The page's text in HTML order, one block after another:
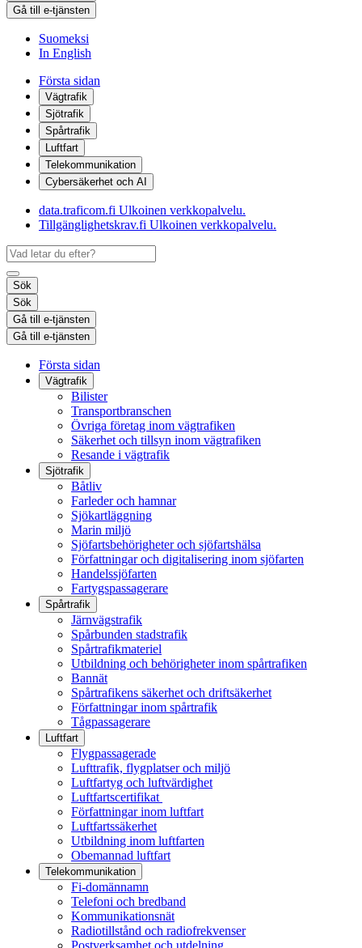
Gå till e-tjänsten
Suomeksi
In English
Första sidan
Vägtrafik
Sjötrafik
Spårtrafik
Luftfart
Telekommunikation
Cybersäkerhet och AI
data.traficom.fi Ulkoinen verkkopalvelu.
Tillgänglighetskrav.fi Ulkoinen verkkopalvelu.
Sök
Sök
Gå till e-tjänsten
Gå till e-tjänsten
Första sidan
Vägtrafik
Bilister
Transportbranschen
Övriga företag inom vägtrafiken
Säkerhet och tillsyn inom vägtrafiken
Resande i vägtrafik
Sjötrafik
Båtliv
Farleder och hamnar
Sjökartläggning
Marin miljö
Sjöfartsbehörigheter och sjöfartshälsa
Författningar och digitalisering inom sjöfarten
Handelssjöfarten
Fartygspassagerare
Spårtrafik
Järnvägstrafik
Spårbunden stadstrafik
Spårtrafikmateriel
Utbildning och behörigheter inom spårtrafiken
Bannät
Spårtrafikens säkerhet och driftsäkerhet
Författningar inom spårtrafik
Tågpassagerare
Luftfart
Flygpassagerade
Lufttrafik, flygplatser och miljö
Luftfartyg och luftvärdighet
Luftfartscertifikat
Författningar inom luftfart
Luftfartssäkerhet
Utbildning inom luftfarten
Obemannad luftfart
Telekommunikation
Fi-domännamn
Telefoni och bredband
Kommunikationsnät
Radiotillstånd och radiofrekvenser
Postverksamhet och utdelning